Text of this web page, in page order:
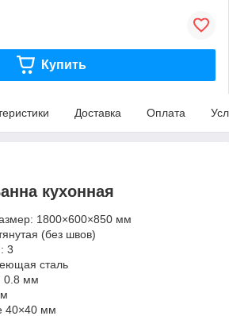
Купить
Доставка Оплата
кухонная
1800×600×850 мм
(без швов)
3
сталь
0.8 мм
40×40 мм